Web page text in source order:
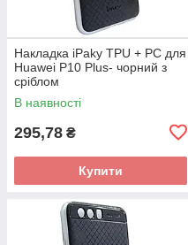
Накладка iPaky TPU + PC для
Huawei P10 Plus- чорний з
сріблом
В наявності
295,78 ₴
Купити